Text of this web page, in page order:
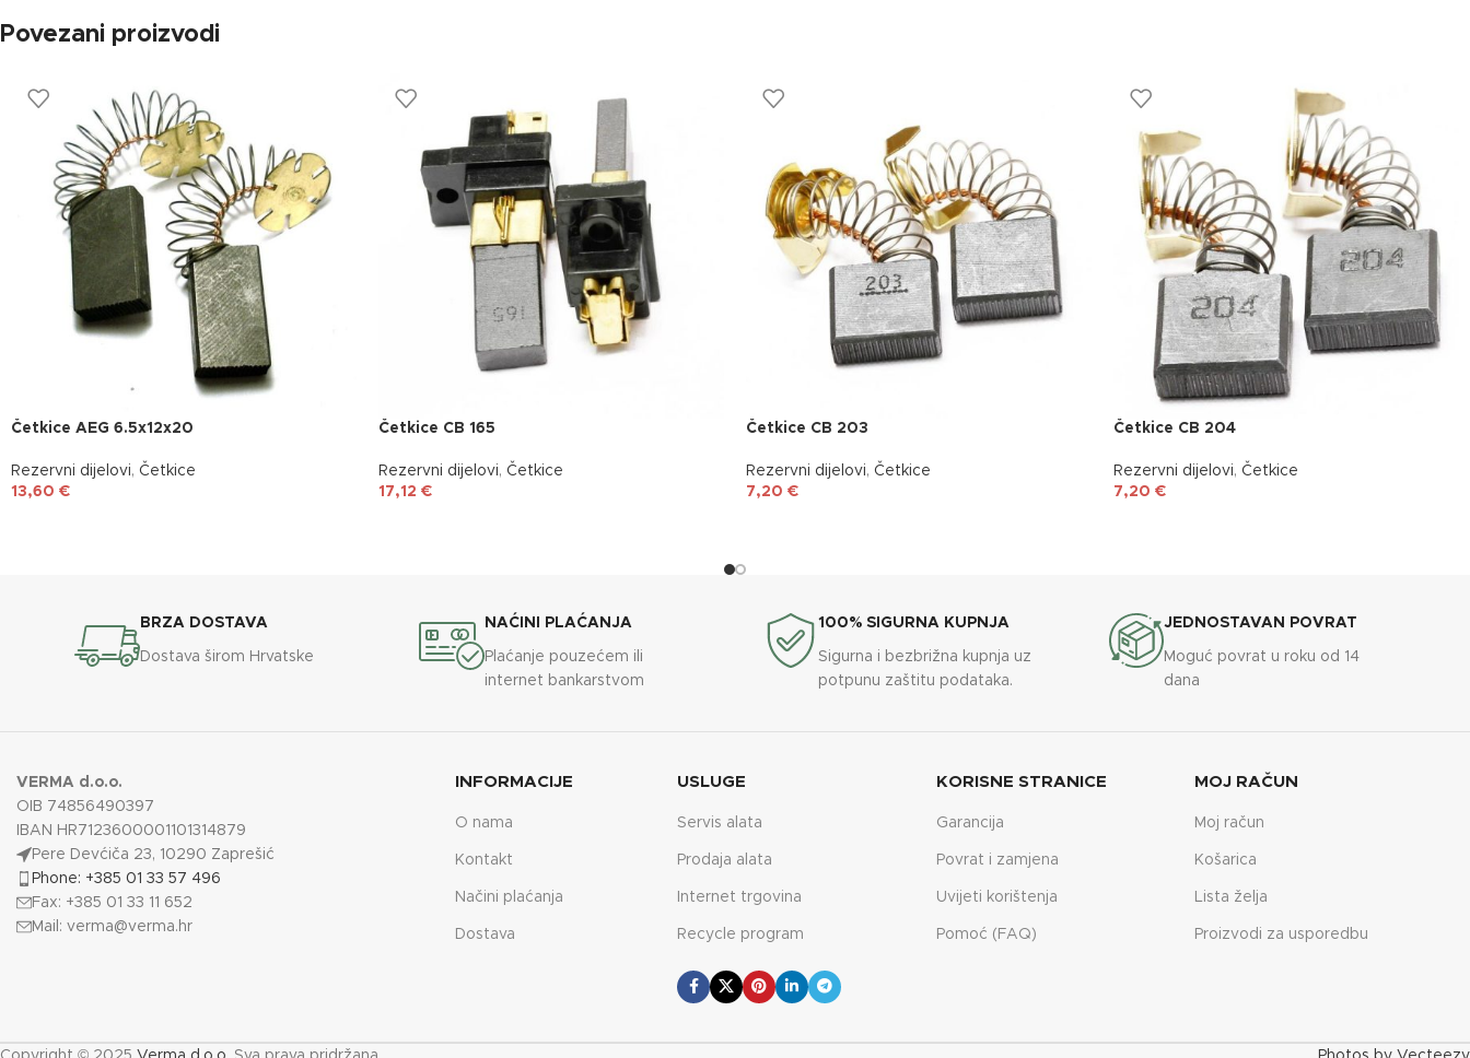
Povezani proizvodi
Četkice AEG 6.5x12x20
Rezervni dijelovi, Četkice
13,60 €
Četkice CB 165
Rezervni dijelovi, Četkice
17,12 €
Četkice CB 203
Rezervni dijelovi, Četkice
7,20 €
Četkice CB 204
Rezervni dijelovi, Četkice
7,20 €
BRZA DOSTAVA
Dostava širom Hrvatske
NAĆINI PLAĆANJA
Plaćanje pouzećem ili
internet bankarstvom
100% SIGURNA KUPNJA
Sigurna i bezbrižna kupnja uz
potpunu zaštitu podataka.
JEDNOSTAVAN POVRAT
Moguć povrat u roku od 14
dana
VERMA d.o.o.
OIB 74856490397
IBAN HR7123600001101314879
Pere Devćiča 23, 10290 Zaprešić
Phone: +385 01 33 57 496
Fax: +385 01 33 11 652
Mail: verma@verma.hr
INFORMACIJE
O nama
Kontakt
Načini plaćanja
Dostava
USLUGE
Servis alata
Prodaja alata
Internet trgovina
Recycle program
KORISNE STRANICE
Garancija
Povrat i zamjena
Uvijeti korištenja
Pomoć (FAQ)
MOJ RAČUN
Moj račun
Košarica
Lista želja
Proizvodi za usporedbu